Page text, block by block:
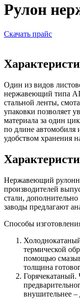
Рулон
Скачать прайс
Один из видов
нержавеющий типа
стальной ленты,
упаковки позволяет
материала за один
по длине автомобиля
удобством хранения
Нержавеющий
производителей
стали,
заводы предлагают
Способы
термической
помощью
толщина
Горячекатаный.
внушительнее